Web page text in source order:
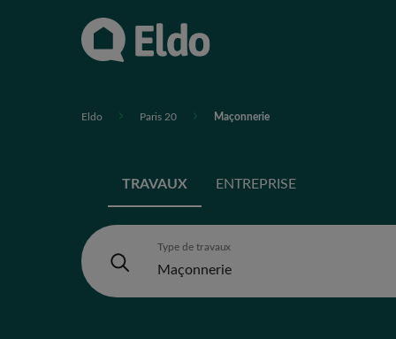
Eldo Paris 20 Maçonnerie
TRAVAUX ENTREPRISE
Type de travaux